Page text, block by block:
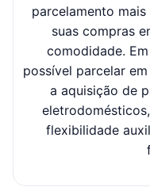
parcelamento
suas compras
comodidade.
possível parcelar
a aquisição de
flexibilidade